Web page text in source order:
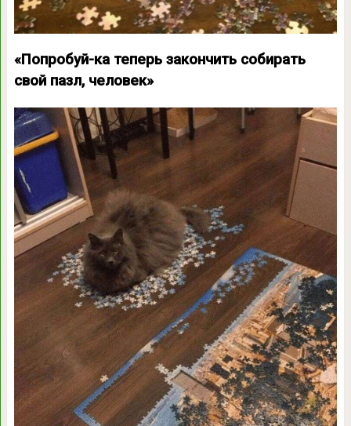
«Попробуй-ка теперь закончить собирать
свой пазл, человек»